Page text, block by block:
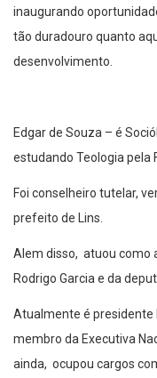
inaugurando
tão duradouro quanto
desenvolvimento.
Edgar de Souza – é
estudando Teologia pela
Foi conselheiro tutelar,
prefeito de Lins.
Alem disso, atuou como
Rodrigo Garcia e da
Atualmente é presidente
membro da Executiva
ainda, ocupou cargos